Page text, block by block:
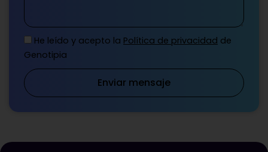
He leído y acepto la Política de privacidad de
Genotipia
Enviar mensaje